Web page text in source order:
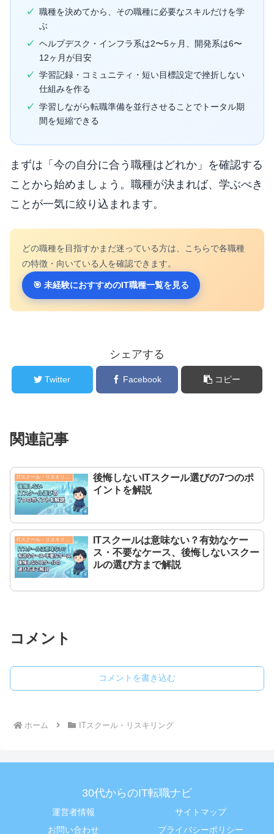
職種を決めてから、その職種に必要なスキルだけを学
ぶ
ヘルプデスク・インフラ系は2〜5ヶ月、開発系は6〜
12ヶ月が目安
学習記録・コミュニティ・短い目標設定で挫折しない
仕組みを作る
学習しながら転職準備を並行させることでトータル期
間を短縮できる
まずは「今の自分に合う職種はどれか」を確認する
ことから始めましょう。職種が決まれば、学ぶべき
ことが一気に絞り込まれます。
どの職種を目指すかまだ迷っている方は、こちらで各職種
の特徴・向いている人を確認できます。
🎯 未経験におすすめのIT職種一覧を見る
シェアする
Twitter Facebook コピー
関連記事
後悔しないITスクール選びの7つのポ
イントを解説
ITスクール・リスキリング
ITスクールは意味ない？有効なケー
ス・不要なケース、後悔しないスクー
ルの選び方まで解説
コメント
コメントを書き込む
ホーム ITスクール・リスキリング
30代からのIT転職ナビ
運営者情報
サイトマップ
お問い合わせ
プライバシーポリシー